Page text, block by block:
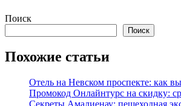
Перейти
содержимому
Поиск
Поиск
Похожие статьи
Отель на Невском проспекте: как
Промокод Онлайнтурс на скидку:
Секреты Амалиенау: пешеходная